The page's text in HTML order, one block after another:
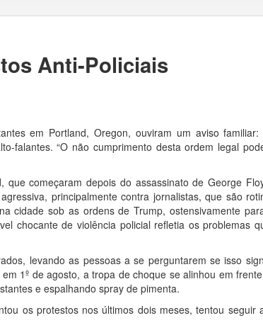
Anti-Policiais
em Portland, Oregon, ouviram um aviso
falantes. “O não cumprimento desta ordem legal
começaram depois do assassinato de George
principalmente contra jornalistas, que são
cidade sob as ordens de Trump, ostensivamente
chocante de violência policial refletia os problemas
levando as pessoas a se perguntarem se isso
1º de agosto, a tropa de choque se alinhou em
e espalhando spray de pimenta.
os protestos nos últimos dois meses, tentou seguir